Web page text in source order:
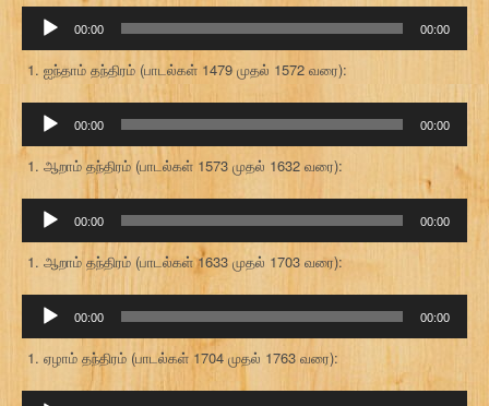
கருவி
00:00 00:00
ஐந்தாம் தந்திரம் (பாடல்கள் 1479 முதல் 1572 வரை):
கருவி
00:00 00:00
ஆறாம் தந்திரம் (பாடல்கள் 1573 முதல் 1632 வரை):
கருவி
00:00 00:00
ஆறாம் தந்திரம் (பாடல்கள் 1633 முதல் 1703 வரை):
கருவி
00:00 00:00
ஏழாம் தந்திரம் (பாடல்கள் 1704 முதல் 1763 வரை):